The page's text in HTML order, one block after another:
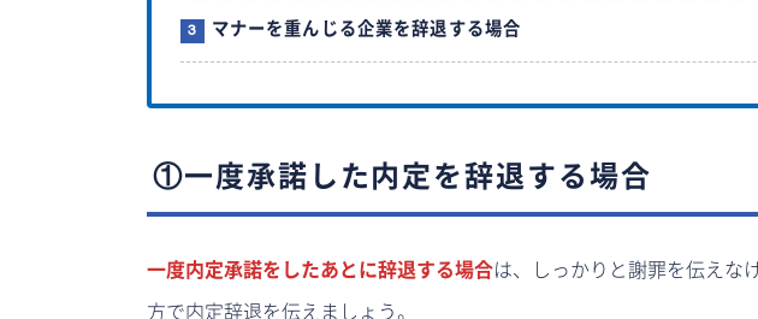
マナーを重んじる企業を辞退する場合
①一度承諾した内定を辞退する場合
一度内定承諾をしたあとに辞退する場合は、しっかりと謝罪を伝えな
方で内定辞退を伝えましょう。